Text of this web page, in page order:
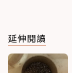
延伸閱讀